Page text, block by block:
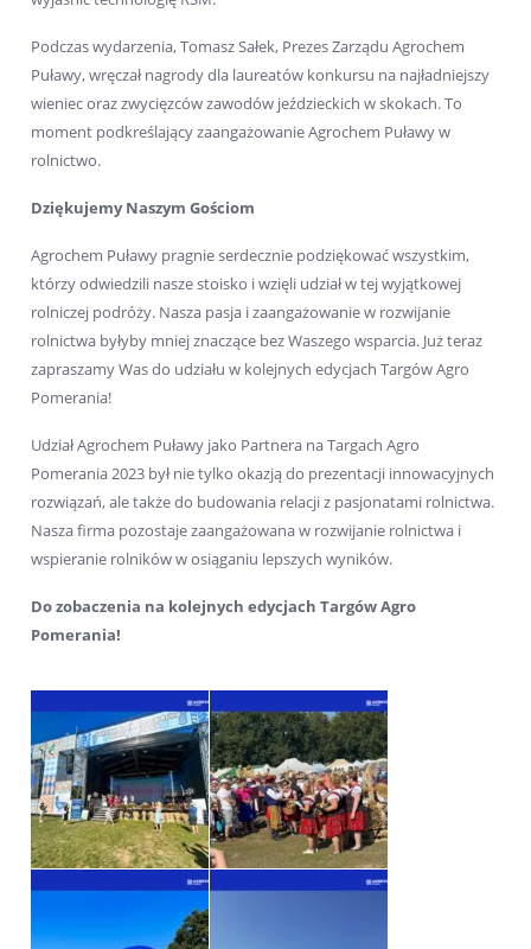
Podczas wydarzenia, Tomasz Sałek, Prezes Zarządu Agrochem
Puławy, wręczał nagrody dla laureatów konkursu na najładniejszy
wieniec oraz zwycięzców zawodów jeździeckich w skokach. To
moment podkreślający zaangażowanie Agrochem Puławy w
rolnictwo.
Dziękujemy Naszym Gościom
Agrochem Puławy pragnie serdecznie podziękować wszystkim,
którzy odwiedzili nasze stoisko i wzięli udział w tej wyjątkowej
rolniczej podróży. Nasza pasja i zaangażowanie w rozwijanie
rolnictwa byłyby mniej znaczące bez Waszego wsparcia. Już teraz
zapraszamy Was do udziału w kolejnych edycjach Targów Agro
Pomerania!
Udział Agrochem Puławy jako Partnera na Targach Agro
Pomerania 2023 był nie tylko okazją do prezentacji innowacyjnych
rozwiązań, ale także do budowania relacji z pasjonatami rolnictwa.
Nasza firma pozostaje zaangażowana w rozwijanie rolnictwa i
wspieranie rolników w osiąganiu lepszych wyników.
Do zobaczenia na kolejnych edycjach Targów Agro
Pomerania!